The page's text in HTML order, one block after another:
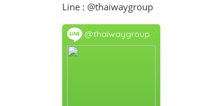
Line : @thaiwaygroup
@thaiwaygroup